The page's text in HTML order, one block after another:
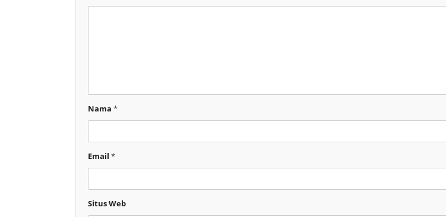
Nama *
Email *
Situs Web